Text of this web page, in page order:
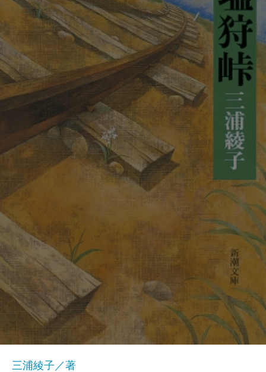
三浦綾子／著